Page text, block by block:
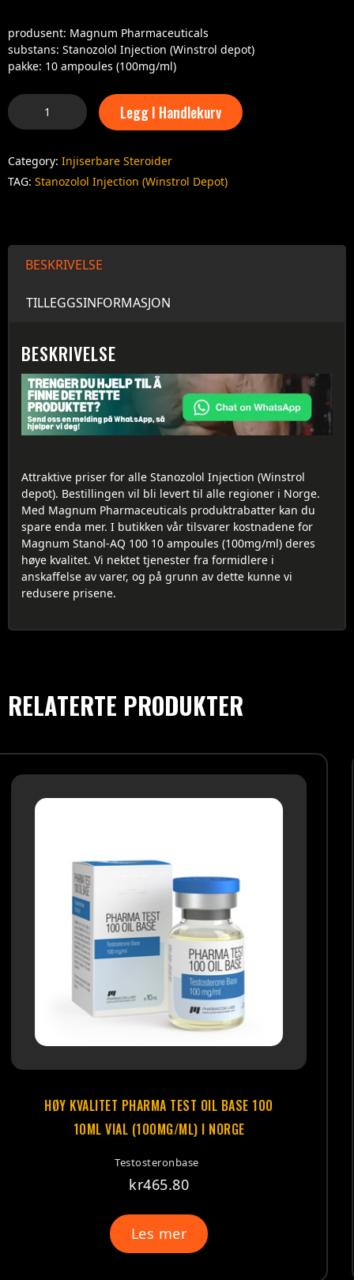
produsent: Magnum Pharmaceuticals
substans: Stanozolol Injection (Winstrol depot)
pakke: 10 ampoules (100mg/ml)
Legg I Handlekurv
Category: Injiserbare Steroider
TAG: Stanozolol Injection (Winstrol Depot)
BESKRIVELSE
TILLEGGSINFORMASJON
BESKRIVELSE
Attraktive priser for alle Stanozolol Injection (Winstrol
depot). Bestillingen vil bli levert til alle regioner i Norge.
Med Magnum Pharmaceuticals produktrabatter kan du
spare enda mer. I butikken vår tilsvarer kostnadene for
Magnum Stanol-AQ 100 10 ampoules (100mg/ml) deres
høye kvalitet. Vi nektet tjenester fra formidlere i
anskaffelse av varer, og på grunn av dette kunne vi
redusere prisene.
RELATERTE PRODUKTER
TEST OIL BASE 100
(100MG/ML) I NORGE